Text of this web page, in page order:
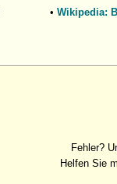
• Wikipedia:
Fehler?
Helfen Sie